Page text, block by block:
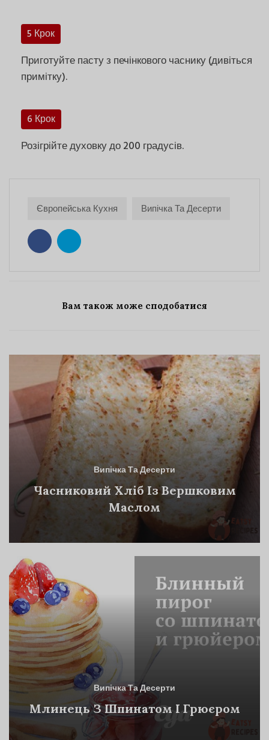
5 Крок
Приготуйте пасту з печінкового часнику (дивіться
примітку).
6 Крок
Розігрійте духовку до 200 градусів.
Європейська Кухня Випічка Та Десерти
Вам також може сподобатися
Випічка Та Десерти
Часниковий Хліб Із Вершковим
Маслом
Випічка Та Десерти
Млинець З Шпинатом І Грюєром